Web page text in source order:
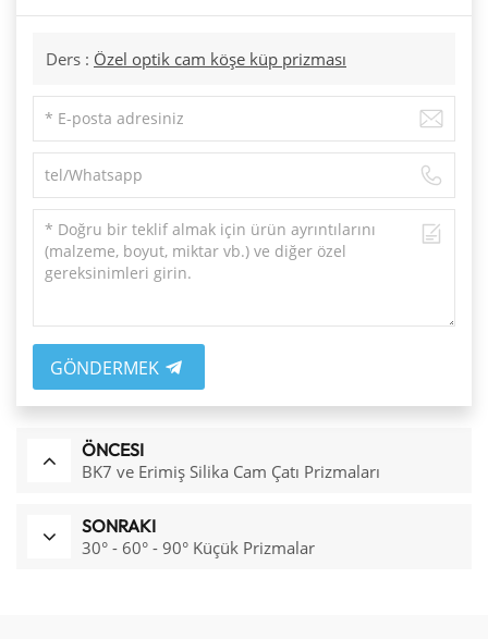
Ders : Özel optik cam köşe küp prizması
GÖNDERMEK
ÖNCESI
BK7 ve Erimiş Silika Cam Çatı Prizmaları
SONRAKI
30° - 60° - 90° Küçük Prizmalar